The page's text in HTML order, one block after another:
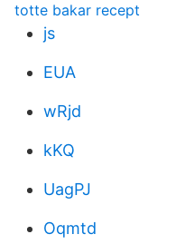
totte bakar recept
js
EUA
wRjd
kKQ
UagPJ
Oqmtd